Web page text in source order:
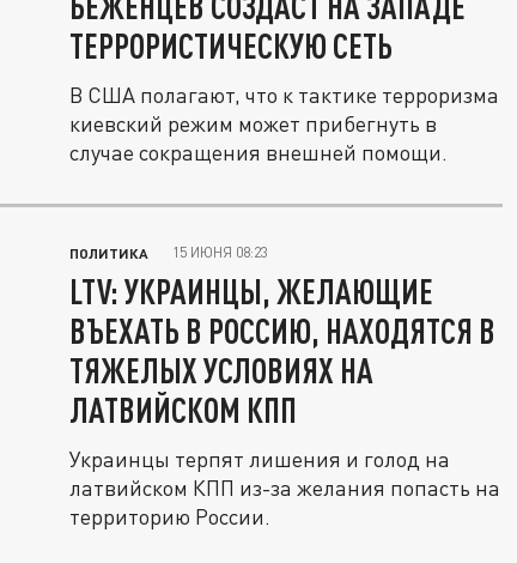
ТЕРРОРИСТИЧЕСКУЮ СЕТЬ
В США полагают, что к тактике терроризма
киевский режим может прибегнуть в
случае сокращения внешней помощи.
ПОЛИТИКА 15 ИЮНЯ 08:23
LTV: УКРАИНЦЫ, ЖЕЛАЮЩИЕ
ВЪЕХАТЬ В РОССИЮ, НАХОДЯТСЯ В
ТЯЖЕЛЫХ УСЛОВИЯХ НА
ЛАТВИЙСКОМ КПП
Украинцы терпят лишения и голод на
латвийском КПП из-за желания попасть на
территорию России.